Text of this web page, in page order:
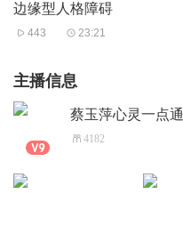
边缘型人格障碍
443 23:21
主播信息
蔡玉萍心灵一点通
4182